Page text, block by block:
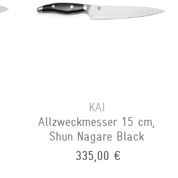
KAI
Allzweckmesser 15 cm,
Shun Nagare Black
335,00 €